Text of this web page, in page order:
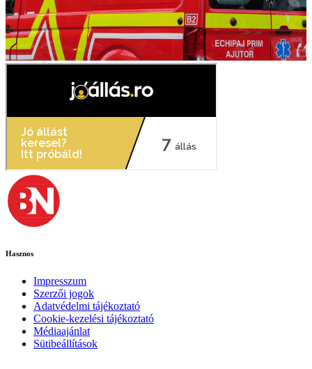
Hasznos
Impresszum
Szerzői jogok
Adatvédelmi tájékoztató
Cookie-kezelési tájékoztató
Médiaajánlat
Sütibeállítások